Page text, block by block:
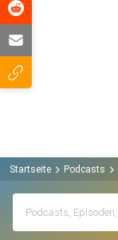
Startseite Podcasts